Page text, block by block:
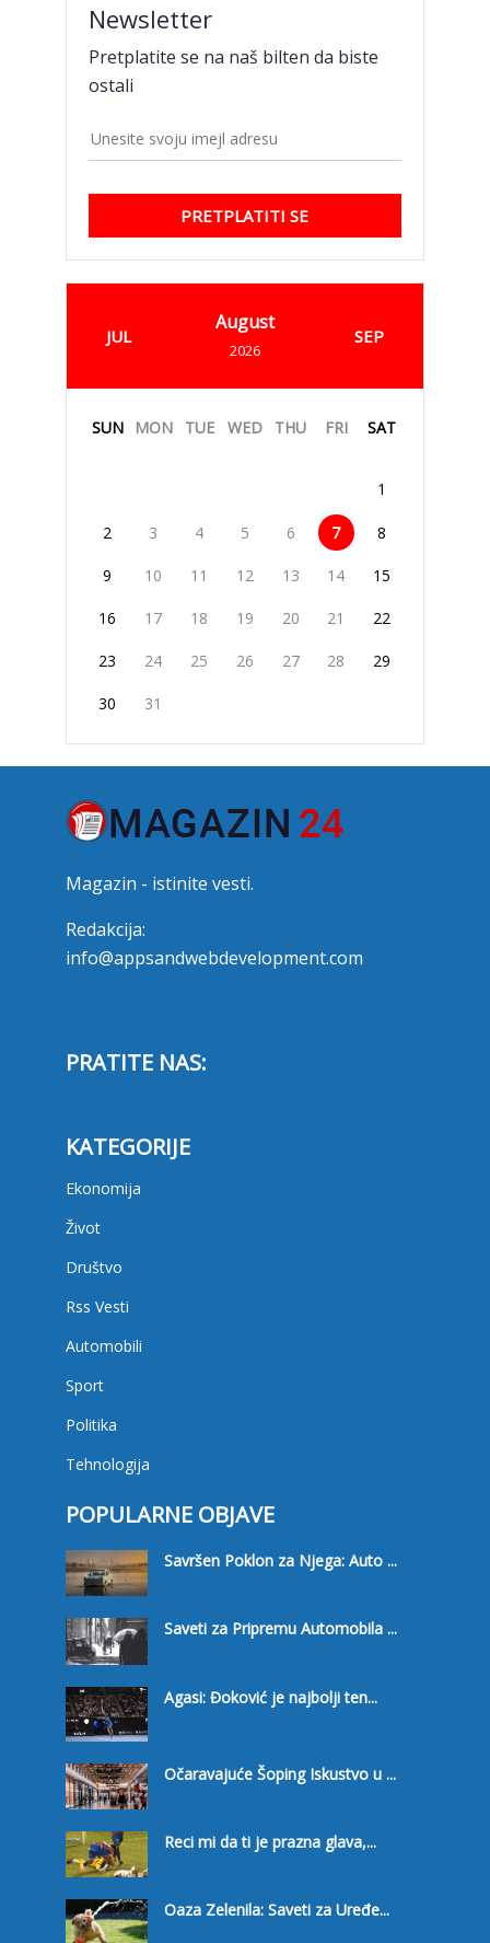
Newsletter
Pretplatite se na naš bilten da biste
ostali
PRETPLATITI SE
JUL
August
2026
SEP
SUN MON TUE WED THU FRI SAT
1
2 3 4 5 6 7 8
9 10 11 12 13 14 15
16 17 18 19 20 21 22
23 24 25 26 27 28 29
30 31
Magazin - istinite vesti.
Redakcija:
info@appsandwebdevelopment.com
PRATITE NAS:
KATEGORIJE
Ekonomija
Život
Društvo
Rss Vesti
Automobili
Sport
Politika
Tehnologija
POPULARNE OBJAVE
Savršen Poklon za Njega: Auto ...
Saveti za Pripremu Automobila ...
Agasi: Đoković je najbolji ten...
Očaravajuće Šoping Iskustvo u ...
Reci mi da ti je prazna glava,...
Oaza Zelenila: Saveti za Uređe...